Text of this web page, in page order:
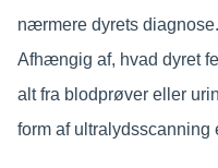
nærmere dyrets diagnose.
Afhængig af, hvad dyret
alt fra blodprøver eller
form af ultralydsscanning